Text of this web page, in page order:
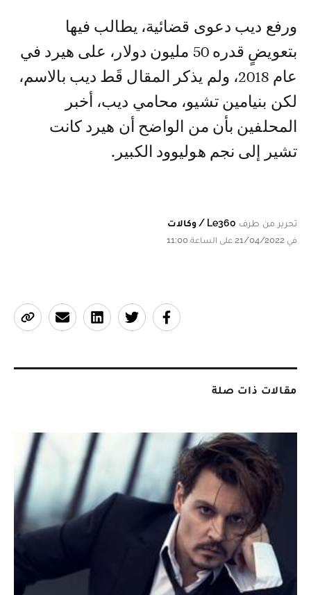
ورفع ديب دعوى قضائية، يطالب فيها
بتعويضٍ قدره 50 مليون دولار، على هيرد في
عام 2018، ولم يذكر المقال قَط ديب بالاسم،
لكن بنيامين تشيو، محامي ديب، أخبر
المحلفين بأن من الواضح أن هيرد كانت
تشير إلى نجم هوليوود الكبير.
تحرير من طرف Le360 / وكالات
في 21/04/2022 على الساعة 11:00
مقالات ذات صلة